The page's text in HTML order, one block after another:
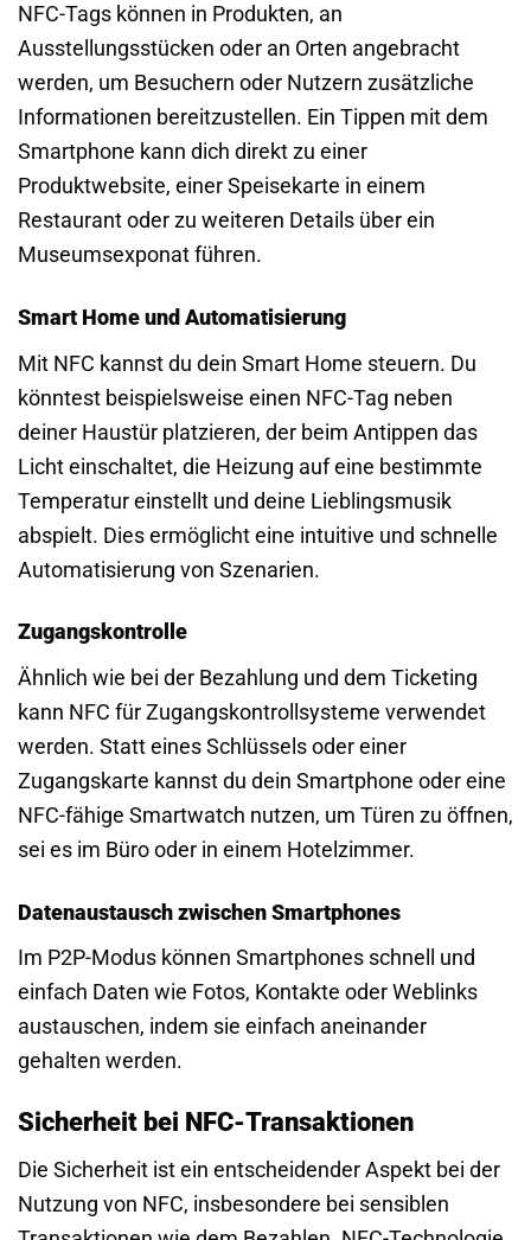
NFC-Tags können in Produkten, an
Ausstellungsstücken oder an Orten angebracht
werden, um Besuchern oder Nutzern zusätzliche
Informationen bereitzustellen. Ein Tippen mit dem
Smartphone kann dich direkt zu einer
Produktwebsite, einer Speisekarte in einem
Restaurant oder zu weiteren Details über ein
Museumsexponat führen.
Smart Home und Automatisierung
Mit NFC kannst du dein Smart Home steuern. Du
könntest beispielsweise einen NFC-Tag neben
deiner Haustür platzieren, der beim Antippen das
Licht einschaltet, die Heizung auf eine bestimmte
Temperatur einstellt und deine Lieblingsmusik
abspielt. Dies ermöglicht eine intuitive und schnelle
Automatisierung von Szenarien.
Zugangskontrolle
Ähnlich wie bei der Bezahlung und dem Ticketing
kann NFC für Zugangskontrollsysteme verwendet
werden. Statt eines Schlüssels oder einer
Zugangskarte kannst du dein Smartphone oder eine
NFC-fähige Smartwatch nutzen, um Türen zu öffnen,
sei es im Büro oder in einem Hotelzimmer.
Datenaustausch zwischen Smartphones
Im P2P-Modus können Smartphones schnell und
einfach Daten wie Fotos, Kontakte oder Weblinks
austauschen, indem sie einfach aneinander
gehalten werden.
Sicherheit bei NFC-Transaktionen
Die Sicherheit ist ein entscheidender Aspekt bei der
Nutzung von NFC, insbesondere bei sensiblen